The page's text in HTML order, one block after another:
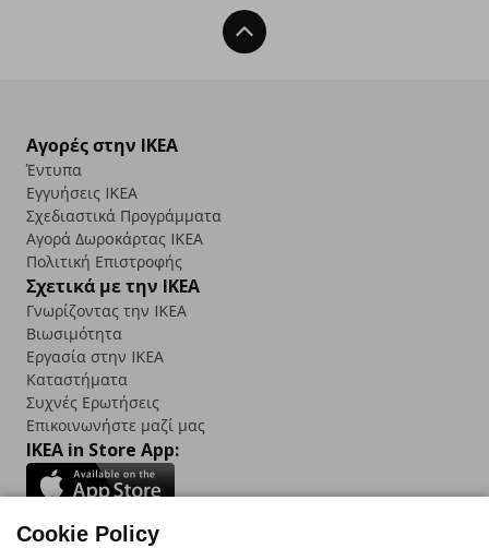
Back To Top
Αγορές στην IKEA
Έντυπα
Εγγυήσεις IKEA
Σχεδιαστικά Προγράμματα
Αγορά Δωρoκάρτας IKEA
Πολιτική Επιστροφής
Σχετικά με την IKEA
Γνωρίζοντας την IKEA
Βιωσιμότητα
Εργασία στην IKEA
Καταστήματα
Συχνές Ερωτήσεις
Επικοινωνήστε μαζί μας
IKEA in Store App:
Cookie Policy